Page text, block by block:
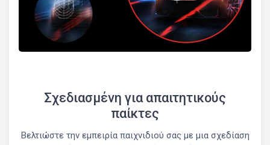
Σχεδιασμένη για απαιτητικούς
παίκτες
Βελτιώστε την εμπειρία παιχνιδιού σας με μια σχεδίαση